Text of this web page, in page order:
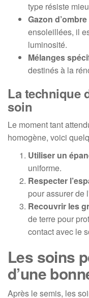
type résiste
Gazon d’ombre
ensoleillées, il
luminosité.
Mélanges
destinés à la
La technique
soin
Le moment tant
homogène, voici
Utiliser un
uniforme.
Respecter
pour assurer de
Recouvrir les
de terre pour
contact avec le
Les soins
d’une
Après le semis, les